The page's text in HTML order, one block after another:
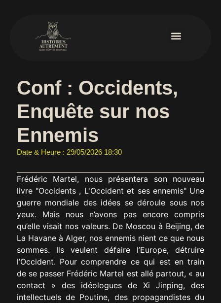
Conf : Occidents,
Enquête sur nos
Ennemis
Date & Heure : 29/05/2026 18:30
Frédéric Martel, nous présentera son nouveau
livre "Occidents , L'Occident et ses ennemis" Une
guerre mondiale des idées se déroule sous nos
yeux. Mais nous n’avons pas encore compris
qu’elle visait nos valeurs. De Moscou à Beijing, de
La Havane à Alger, nos ennemis nient ce que nous
sommes. Ils veulent défaire l’Europe, détruire
l’Occident. Pour comprendre ce qui est en train
de se passer Frédéric Martel est allé partout, « au
contact » des idéologues de Xi Jinping, des
intellectuels de Poutine, des propagandistes du